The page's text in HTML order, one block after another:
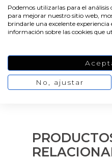
Podemos utilizarlas para el análisis
para mejorar nuestro sitio web,
brindarle una excelente
información sobre las cookies que
No, ajustar